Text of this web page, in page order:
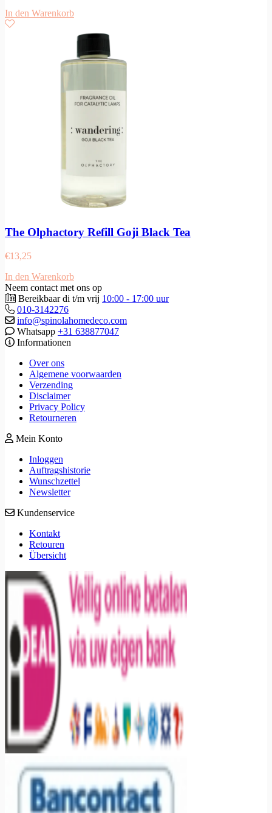
In den Warenkorb
The Olphactory Refill Goji Black Tea
€13,25
In den Warenkorb
Neem contact met ons op
Bereikbaar di t/m vrij 10:00 - 17:00 uur
010-3142276
info@spinolahomedeco.com
Whatsapp +31 638877047
Informationen
Over ons
Algemene voorwaarden
Verzending
Disclaimer
Privacy Policy
Retourneren
Mein Konto
Inloggen
Auftragshistorie
Wunschzettel
Newsletter
Kundenservice
Kontakt
Retouren
Übersicht